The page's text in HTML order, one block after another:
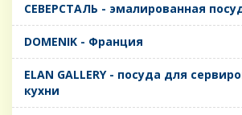
CЕВЕРСТАЛЬ - эмалированная
DOMENIK - Франция
ELAN GALLERY - посуда для
кухни